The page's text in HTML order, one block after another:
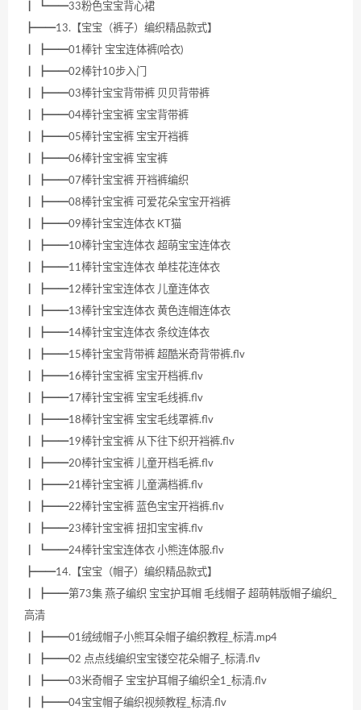
┃ ┗━━33粉色宝宝背心裙
┣━━13.【宝宝（裤子）编织精品款式】
┃ ┣━━01棒针 宝宝连体裤(哈衣)
┃ ┣━━02棒针10步入门
┃ ┣━━03棒针宝宝背带裤 贝贝背带裤
┃ ┣━━04棒针宝宝裤 宝宝背带裤
┃ ┣━━05棒针宝宝裤 宝宝开裆裤
┃ ┣━━06棒针宝宝裤 宝宝裤
┃ ┣━━07棒针宝宝裤 开裆裤编织
┃ ┣━━08棒针宝宝裤 可爱花朵宝宝开裆裤
┃ ┣━━09棒针宝宝连体衣 KT猫
┃ ┣━━10棒针宝宝连体衣 超萌宝宝连体衣
┃ ┣━━11棒针宝宝连体衣 单桂花连体衣
┃ ┣━━12棒针宝宝连体衣 儿童连体衣
┃ ┣━━13棒针宝宝连体衣 黄色连帽连体衣
┃ ┣━━14棒针宝宝连体衣 条纹连体衣
┃ ┣━━15棒针宝宝背带裤 超酷米奇背带裤.flv
┃ ┣━━16棒针宝宝裤 宝宝开档裤.flv
┃ ┣━━17棒针宝宝裤 宝宝毛线裤.flv
┃ ┣━━18棒针宝宝裤 宝宝毛线罩裤.flv
┃ ┣━━19棒针宝宝裤 从下往下织开裆裤.flv
┃ ┣━━20棒针宝宝裤 儿童开档毛裤.flv
┃ ┣━━21棒针宝宝裤 儿童满档裤.flv
┃ ┣━━22棒针宝宝裤 蓝色宝宝开裆裤.flv
┃ ┣━━23棒针宝宝裤 扭扣宝宝裤.flv
┃ ┗━━24棒针宝宝连体衣 小熊连体服.flv
┣━━14.【宝宝（帽子）编织精品款式】
┃ ┣━━第73集 燕子编织 宝宝护耳帽 毛线帽子 超萌韩版帽子编织_
高清
┃ ┣━━01绒绒帽子小熊耳朵帽子编织教程_标清.mp4
┃ ┣━━02 点点线编织宝宝镂空花朵帽子_标清.flv
┃ ┣━━03米奇帽子 宝宝护耳帽子编织全1_标清.flv
┃ ┣━━04宝宝帽子编织视频教程_标清.flv